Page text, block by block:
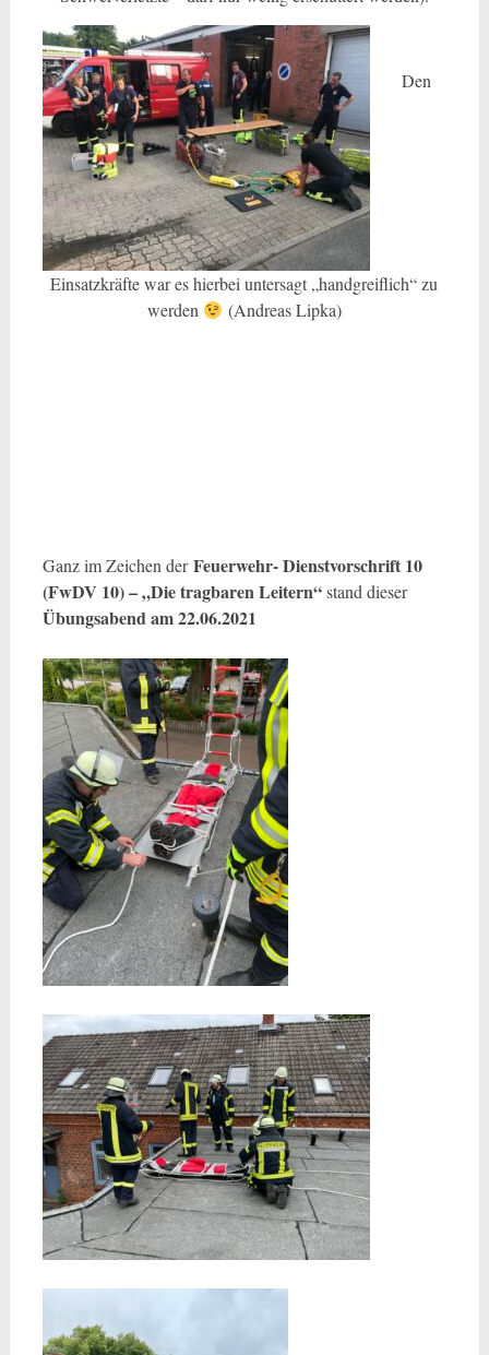
Den
Einsatzkräfte war es hierbei untersagt „handgreiflich“ zu
werden
(Andreas Lipka)
Ganz im Zeichen derFeuerwehr- Dienstvorschrift 10
(FwDV 10) – „Die tragbaren Leitern“stand dieser
Übungsabend am 22.06.2021